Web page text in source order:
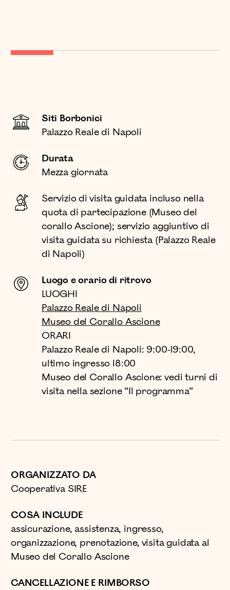
Siti Borbonici
Palazzo Reale di Napoli
Durata
Mezza giornata
Servizio di visita guidata incluso nella
quota di partecipazione (Museo del
corallo Ascione); servizio aggiuntivo di
visita guidata su richiesta (Palazzo Reale
di Napoli)
Luogo e orario di ritrovo
LUOGHI
Palazzo Reale di Napoli
Museo del Corallo Ascione
ORARI
Palazzo Reale di Napoli: 9:00-19:00,
ultimo ingresso 18:00
Museo del Corallo Ascione: vedi turni di
visita nella sezione “Il programma”
ORGANIZZATO DA
Cooperativa SIRE
COSA INCLUDE
assicurazione, assistenza, ingresso,
organizzazione, prenotazione, visita guidata al
Museo del Corallo Ascione
CANCELLAZIONE E RIMBORSO